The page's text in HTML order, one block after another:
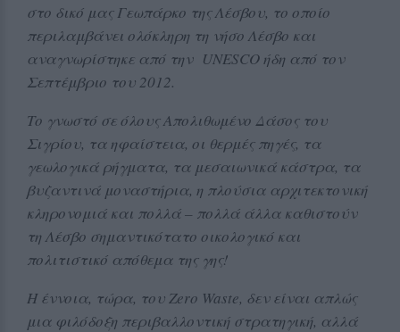
στο δικό μας Γεωπάρκο της Λέσβου, το οποίο
περιλαμβάνει ολόκληρη τη νήσο Λέσβο και
αναγνωρίστηκε από την UNESCOήδη από τον
Σεπτέμβριο του 2012.
Το γνωστό σε όλους Απολιθωμένο Δάσος του
Σιγρίου, τα ηφαίστεια, οι θερμές πηγές, τα
γεωλογικά ρήγματα, τα μεσαιωνικά κάστρα, τα
βυζαντινά μοναστήρια, η πλούσια αρχιτεκτονική
κληρονομιά και πολλά – πολλά άλλα καθιστούν
τη Λέσβο σημαντικότατο οικολογικό και
πολιτιστικό απόθεμα της γης!
Η έννοια, τώρα, τουZero Waste, δεν είναι απλώς
μια φιλόδοξη περιβαλλοντική στρατηγική, αλλά